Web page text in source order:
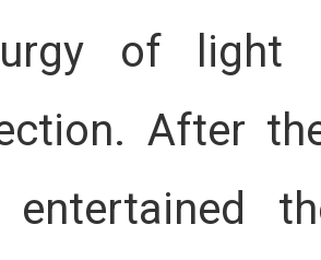
of light
After
entertained